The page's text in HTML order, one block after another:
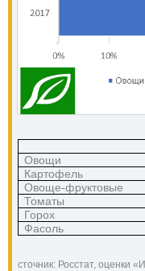
Овощи
Картофель
Овоще-фруктовые
Томаты
Горох
Фасоль
Источник: Росстат, оценки